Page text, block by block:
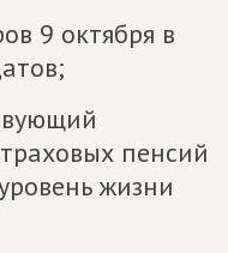
9 октября в
пенсий
жизни